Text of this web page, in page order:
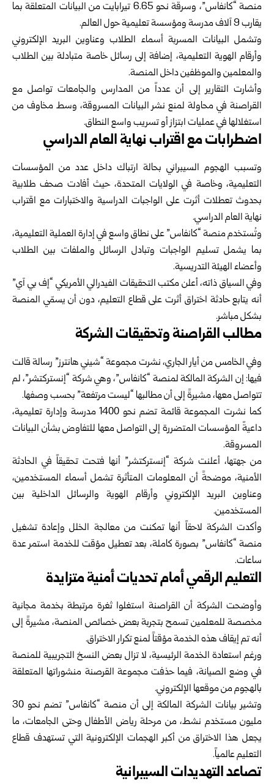
منصة “كانفاس”، وسرقة نحو 6.65 تيرابايت من البيانات المتعلقة بما
يقارب 9 آلاف مدرسة ومؤسسة تعليمية حول العالم.
وتشمل البيانات المسربة أسماء الطلاب وعناوين البريد الإلكتروني
وأرقام الهوية التعليمية، إضافة إلى رسائل خاصة متبادلة بين الطلاب
والمعلمين والموظفين داخل المنصة.
وأشارت التقارير إلى أن عدداً من المدارس والجامعات تواصل مع
القراصنة في محاولة لمنع نشر البيانات المسروقة، وسط مخاوف من
استغلالها في عمليات ابتزاز أو تسريب واسع النطاق.
اضطرابات مع اقتراب نهاية العام الدراسي
وتسبب الهجوم السيبراني بحالة ارتباك داخل عدد من المؤسسات
التعليمية، وخاصة في الولايات المتحدة، حيث أفادت صحف طلابية
بحدوث تعطلات أثرت على الواجبات الدراسية والاختبارات مع اقتراب
نهاية العام الدراسي.
وتُستخدم منصة “كانفاس” على نطاق واسع في إدارة العملية التعليمية،
بما يشمل تسليم الواجبات وتبادل الرسائل والملفات بين الطلاب
وأعضاء الهيئة التدريسية.
وفي السياق ذاته، أعلن مكتب التحقيقات الفيدرالي الأمريكي “إف بي آي”
أنه يتابع حادثة اختراق أثرت على قطاع التعليم، دون أن يسمّي المنصة
بشكل مباشر.
مطالب القراصنة وتحقيقات الشركة
وفي الخامس من أيار الجاري، نشرت مجموعة “شيني هانترز” رسالة قالت
فيها: إن الشركة المالكة لمنصة “كانفاس”، وهي شركة “إنستركتشر”، لم
تتواصل معها، مشيرةً إلى أن مطالبها “ليست مرتفعة” بحسب وصفها.
كما نشرت المجموعة قائمة تضم نحو 1400 مدرسة وإدارة تعليمية،
داعيةً المؤسسات المتضررة إلى التواصل معها للتفاوض بشأن البيانات
المسروقة.
من جهتها، أعلنت شركة “إنستركتشر” أنها فتحت تحقيقاً في الحادثة
الأمنية، موضحةً أن المعلومات المتأثرة تشمل أسماء المستخدمين،
وعناوين البريد الإلكتروني وأرقام الهوية والرسائل الداخلية بين
المستخدمين.
وأكدت الشركة لاحقاً أنها تمكنت من معالجة الخلل وإعادة تشغيل
منصة “كانفاس” بصورة كاملة، بعد تعطيل مؤقت للخدمة استمر عدة
ساعات.
التعليم الرقمي أمام تحديات أمنية متزايدة
وأوضحت الشركة أن القراصنة استغلوا ثغرة مرتبطة بخدمة مجانية
مخصصة للمعلمين تسمح بتجربة بعض خصائص المنصة، مشيرةً إلى
أنه تم إيقاف هذه الخدمة مؤقتاً لمنع تكرار الاختراق.
ورغم استعادة الخدمة الرئيسية، لا تزال بعض النسخ التجريبية للمنصة
في وضع الصيانة، فيما حذفت مجموعة القرصنة منشوراتها المتعلقة
بالهجوم من موقعها الإلكتروني.
وتشير بيانات الشركة المالكة إلى أن منصة “كانفاس” تضم نحو 30
مليون مستخدم نشط، من مرحلة رياض الأطفال وحتى الجامعات، ما
يجعل هذا الاختراق من أكبر الهجمات الإلكترونية التي تستهدف قطاع
التعليم عالمياً.
تصاعد التهديدات السيبرانية